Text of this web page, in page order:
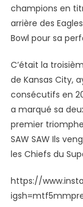
champions en
arrière des
Bowl pour sa
C’était la
de Kansas City,
consécutifs en
a marqué sa
premier
SAW SAW Ils
les Chiefs du
https://